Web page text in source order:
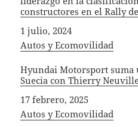
constructores en el Rally
Fecha
1 julio, 2024
In relation to
Autos y Ecomovilidad
Hyundai Motorsport suma
Suecia con Thierry
Fecha
17 febrero, 2025
In relation to
Autos y Ecomovilidad